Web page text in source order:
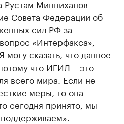
Рустам Минниханов
Совета Федерации об
сил РФ за
«Интерфакса»,
могу сказать, что данное
что ИГИЛ – это
всего мира. Если не
меры, то она
сегодня принято, мы